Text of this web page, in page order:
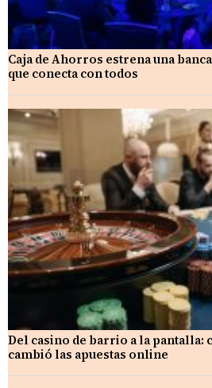
Caja de Ahorros estrena una
que conecta con todos
Del casino de barrio a la pantalla:
cambió las apuestas online